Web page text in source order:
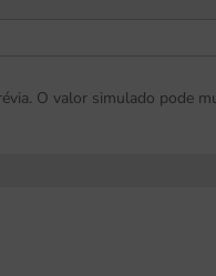
O valor simulado pode